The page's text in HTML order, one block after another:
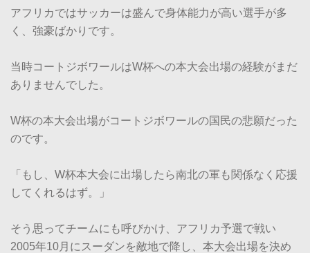
アフリカではサッカーは盛んで身体能力が高い選手が多
く、強豪ばかりです。
当時コートジボワールはW杯への本大会出場の経験がまだ
ありませんでした。
W杯の本大会出場がコートジボワールの国民の悲願だった
のです。
「もし、W杯本大会に出場したら南北の軍も関係なく応援
してくれるはず。」
そう思ってチームにも呼びかけ、アフリカ予選で戦い
2005年10月にスーダンを敵地で降し、本大会出場を決め